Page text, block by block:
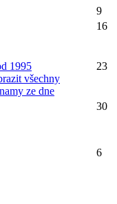
9
16
1995
všechny
ze dne
23
30
6